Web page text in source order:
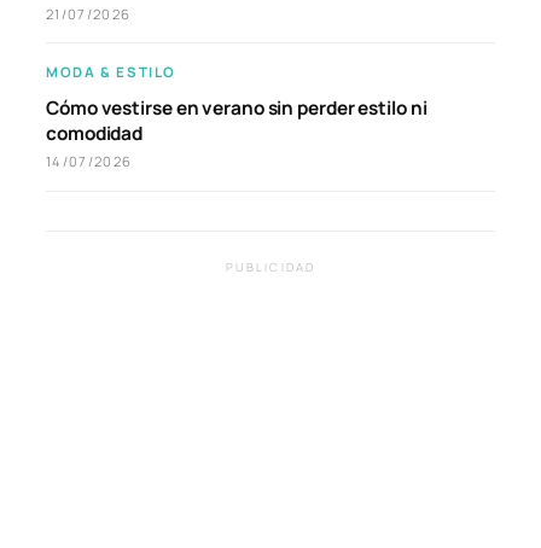
21/07/2026
MODA & ESTILO
Cómo vestirse en verano sin perder estilo ni
comodidad
14/07/2026
PUBLICIDAD